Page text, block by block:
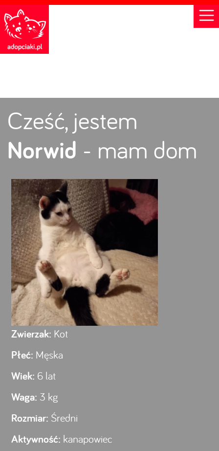
Cześć, jestem
Norwid - mam dom
Zwierzak: Kot
Płeć: Męska
Wiek: 6 lat
Waga: 3 kg
Rozmiar: Średni
Aktywność: kanapowiec